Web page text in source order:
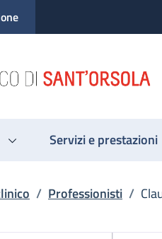
Servizi e prestazioni
pane
/ Professionisti /